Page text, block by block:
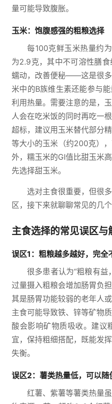
量可能导致腹胀。
玉米：饱腹感强的粗粮选择
每100克鲜玉米热量约
为2.9克，其中不可溶性膳
蠕动，改善便秘——这是很
米中的B族维生素还能参与
利用热量。需要注意的是，
人会在吃米饭的同时再吃一
超标，建议用玉米替代部分
等大小的玉米（约200克）
外，糯玉米的GI值比甜玉米
先选择甜玉米。
选对主食很重要，但很
区，接下来就聊聊常见的几
主食选择的常见误区与
误区1：粗粮越多越好，完全
很多患者认为“粗粮有益
过量摄入粗粮会增加肠胃负
其是肠胃功能较弱的老年人
主食可能导致铁、锌等矿物
酸会影响矿物质吸收。建议
宜，保持粗细搭配，既能发
失衡。
误区2：薯类热量低，可以随
红薯、紫薯等薯类热量